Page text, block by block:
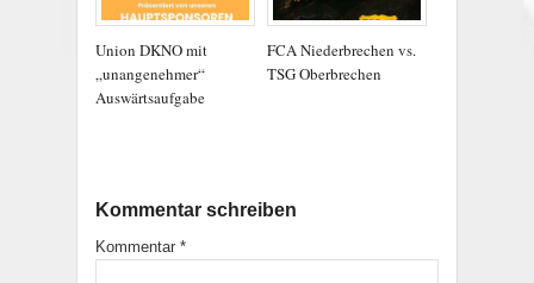
Union DKNO mit
„unangenehmer“
Auswärtsaufgabe
FCA Niederbrechen vs.
TSG Oberbrechen
Kommentar schreiben
Kommentar *